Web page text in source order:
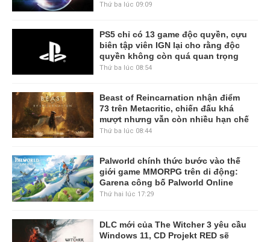
Thứ ba lúc 09:09
PS5 chỉ có 13 game độc quyền, cựu
biên tập viên IGN lại cho rằng độc
quyền không còn quá quan trọng
Thứ ba lúc 08:54
Beast of Reincarnation nhận điểm
73 trên Metacritic, chiến đấu khá
mượt nhưng vẫn còn nhiều hạn chế
Thứ ba lúc 08:44
Palworld chính thức bước vào thế
giới game MMORPG trên di động:
Garena công bố Palworld Online
Thứ hai lúc 17:29
DLC mới của The Witcher 3 yêu cầu
Windows 11, CD Projekt RED sẽ